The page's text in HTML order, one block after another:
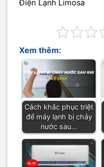
Điện Lạnh Limosa
Xem thêm:
Cách khắc phục triệt
để máy lạnh bị chảy
nước sau…